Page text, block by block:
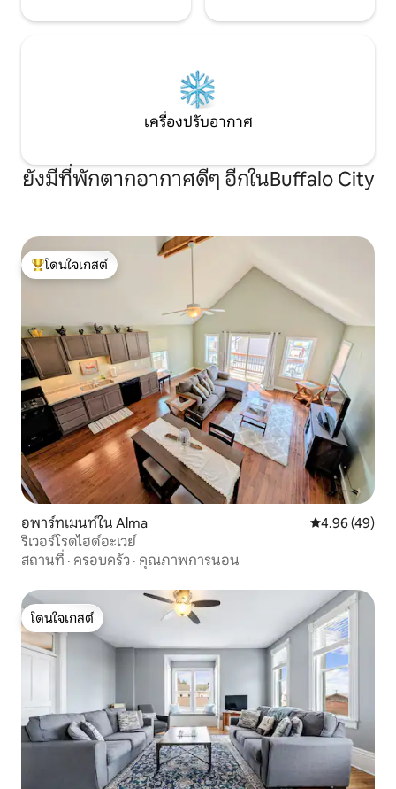
เครื่องปรับอากาศ
ยังมีที่พักตากอากาศดีๆ อีกในBuffalo City
โดนใจเกสต์ที่สุด
โดนใจเกสต์
อพาร์ทเมนท์ใน Alma คะแนนเฉลี่ย
4.96 (49)
ริเวอร์โรดไฮด์อะเวย์
สถานที่ · ครอบครัว · คุณภาพการนอน
โดนใจเกสต์
โดนใจเกสต์